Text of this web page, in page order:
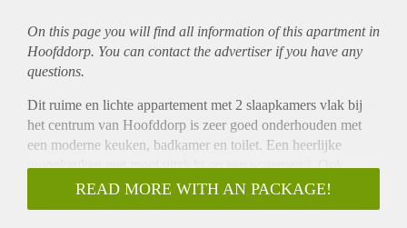
On this page you will find all information of this apartmentin
Hoofddorp. You can contact the advertiser if you have any
questions.
Dit ruime en lichte appartement met 2 slaapkamers vlak bij
het centrum van Hoofddorp is zeer goed onderhouden met
een moderne keuken, badkamer en toilet. Een heerlijke
woonkeuken met mooi uitzicht op een waterpartij. Ook
vanuit de woonkamer en vanaf het balkon is er uitzicht op
water. De halte van diverse buslijnen (o.a. 300 en 301
READ MORE WITH AN PACKAGE!